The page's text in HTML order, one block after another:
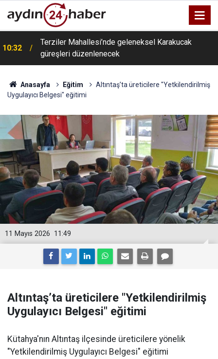
10:32
Terziler Mahallesi’nde geleneksel Karakucak
güreşleri düzenlenecek
Anasayfa Eğitim
Altıntaş’ta üreticilere "Yetkilendirilmiş
Uygulayıcı Belgesi" eğitimi
11:49
11 Mayıs 2026
Altıntaş’ta üreticilere "Yetkilendirilmiş
Uygulayıcı Belgesi" eğitimi
Kütahya'nın Altıntaş ilçesinde üreticilere yönelik
"Yetkilendirilmiş Uygulayıcı Belgesi" eğitimi